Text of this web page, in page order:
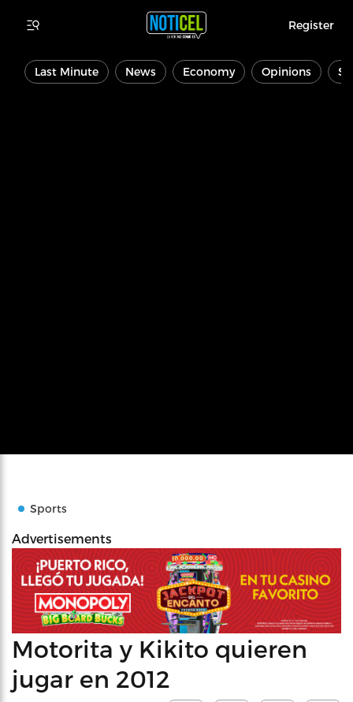
Register
Last Minute News Economy Opinions
Sports
Advertisements
Motorita y Kikito quieren
jugar en 2012